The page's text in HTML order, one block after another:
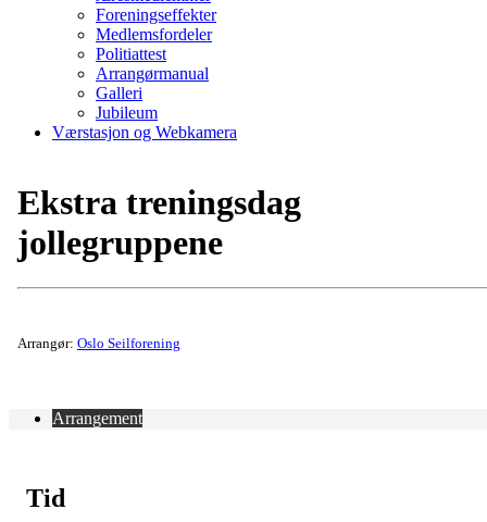
Foreningseffekter
Medlemsfordeler
Politiattest
Arrangørmanual
Galleri
Jubileum
Værstasjon og Webkamera
Ekstra treningsdag
jollegruppene
Arrangør: Oslo Seilforening
Arrangement
Tid